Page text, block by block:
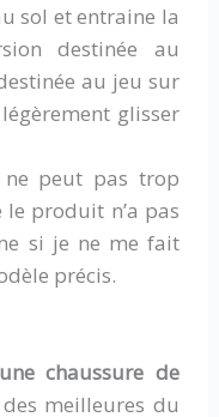
sol et entraine la
destinée au
au jeu sur
glisser
ne peut pas trop
produit n’a pas
si je ne me fait
précis.
chaussure de
meilleures du